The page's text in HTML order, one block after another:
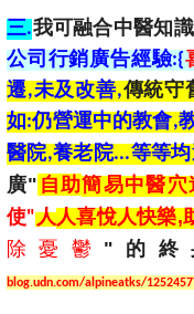
三.我可融合中醫知識
公司行銷廣告經驗:{
遷,未及改善,傳統守
如:仍營運中的教會,
醫院,養老院...等等
廣" 自助簡易中醫穴
使"人人喜悅人快樂,
除憂鬱 " 的終
blog.udn.com/alpineatks/